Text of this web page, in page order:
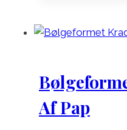
Af Pap